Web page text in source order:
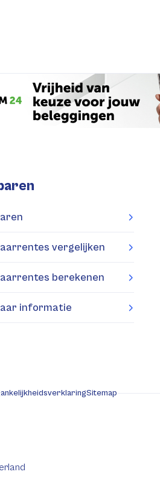
vergelijken
berekenen
informatie
Sitemap